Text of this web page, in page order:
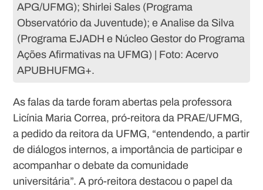
APG/UFMG); Shirlei Sales (Programa
Observatório da Juventude); e Analise da Silva
(Programa EJADH e Núcleo Gestor do Programa
Ações Afirmativas na UFMG) | Foto: Acervo
APUBHUFMG+.
As falas da tarde foram abertas pela professora
Licínia Maria Correa, pró-reitora da PRAE/UFMG,
a pedido da reitora da UFMG, “entendendo, a partir
de diálogos internos, a importância de participar e
acompanhar o debate da comunidade
universitária”. A pró-reitora destacou o papel da